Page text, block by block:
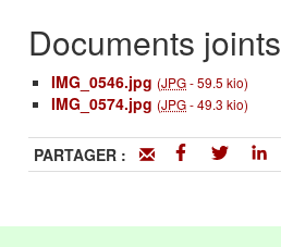
Documents joints
IMG_0546.jpg (JPG-59.5 kio)
IMG_0574.jpg (JPG-49.3 kio)
PARTAGER :